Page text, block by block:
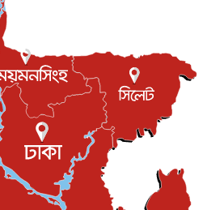
কূটনৈতিক সম্পর্ক পুনঃস্থাপন করছে মেক্সিকো ও
মুক্তি পেল ‘মালিক’
৮ আগস্ট, ২০২৬
বলা রদ্রির জন্য বার্সার কাছে কত চাইল ম্যানসিটি
উৎসব, বিনা মূল্যে দেখা যাবে ৬ সিনেমা
৮ আগস্ট, ২০২৬